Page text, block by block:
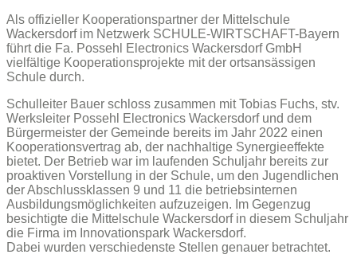
Als offizieller Kooperationspartner der Mittelschule
Wackersdorf im Netzwerk SCHULE-WIRTSCHAFT-Bayern
führt die Fa. Possehl Electronics Wackersdorf GmbH
vielfältige Kooperationsprojekte mit der ortsansässigen
Schule durch.
Schulleiter Bauer schloss zusammen mit Tobias Fuchs, stv.
Werksleiter Possehl Electronics Wackersdorf und dem
Bürgermeister der Gemeinde bereits im Jahr 2022 einen
Kooperationsvertrag ab, der nachhaltige Synergieeffekte
bietet. Der Betrieb war im laufenden Schuljahr bereits zur
proaktiven Vorstellung in der Schule, um den Jugendlichen
der Abschlussklassen 9 und 11 die betriebsinternen
Ausbildungsmöglichkeiten aufzuzeigen. Im Gegenzug
besichtigte die Mittelschule Wackersdorf in diesem Schuljahr
die Firma im Innovationspark Wackersdorf.
Dabei wurden verschiedenste Stellen genauer betrachtet.